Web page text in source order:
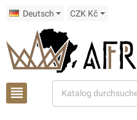
Deutsch CZK Kč
view_headline